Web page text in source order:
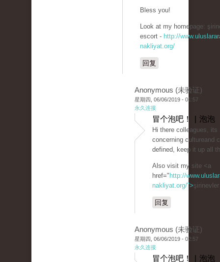
Bless you!
Look at my homepage:
escort - http://
nakliyat.org/
回复
Anonymous (未验证)
星期四, 06/06/2019 - 01:57
永久连接
冒个泡吧！ | 泡泡
Hi there colleagues,
concerning cultureand
defined, keep it up all
Also visit my site <a
href=" http://
nakliyat.org/">
回复
Anonymous (未验证)
星期四, 06/06/2019 - 02:57
永久连接
冒个泡吧！ | 泡泡